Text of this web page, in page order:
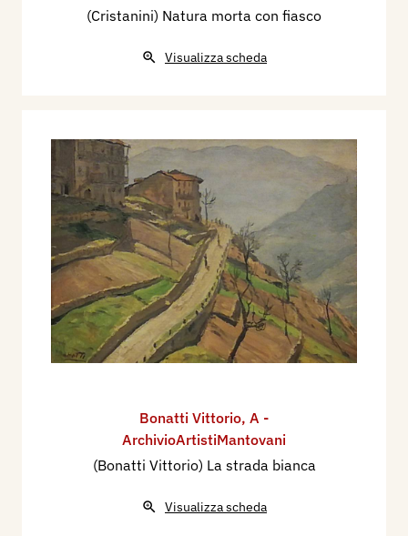
(Cristanini) Natura morta con fiasco
Visualizza scheda
Bonatti Vittorio, A -
ArchivioArtistiMantovani
(Bonatti Vittorio) La strada bianca
Visualizza scheda